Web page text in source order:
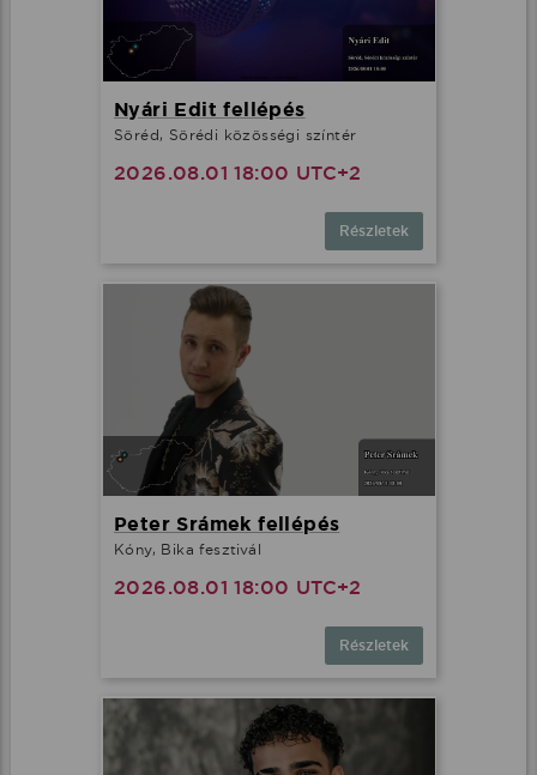
Nyári Edit fellépés
Söréd, Sörédi közösségi színtér
2026.08.01 18:00 UTC+2
Részletek
Peter Srámek fellépés
Kóny, Bika fesztivál
2026.08.01 18:00 UTC+2
Részletek